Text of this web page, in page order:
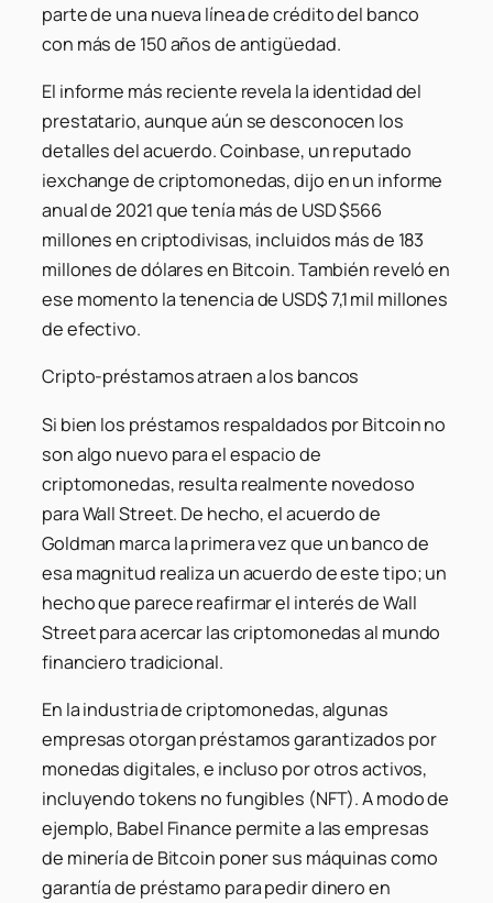
parte de una nueva línea de crédito del banco
con más de 150 años de antigüedad.
El informe más reciente revela la identidad del
prestatario, aunque aún se desconocen los
detalles del acuerdo. Coinbase, un reputado
iexchange de criptomonedas, dijo en un informe
anual de 2021 que tenía más de USD $566
millones en criptodivisas, incluidos más de 183
millones de dólares en Bitcoin. También reveló en
ese momento la tenencia de USD$ 7,1 mil millones
de efectivo.
Cripto-préstamos atraen a los bancos
Si bien los préstamos respaldados por Bitcoin no
son algo nuevo para el espacio de
criptomonedas, resulta realmente novedoso
para Wall Street. De hecho, el acuerdo de
Goldman marca la primera vez que un banco de
esa magnitud realiza un acuerdo de este tipo; un
hecho que parece reafirmar el interés de Wall
Street para acercar las criptomonedas al mundo
financiero tradicional.
En la industria de criptomonedas, algunas
empresas otorgan préstamos garantizados por
monedas digitales, e incluso por otros activos,
incluyendo tokens no fungibles (NFT). A modo de
ejemplo, Babel Finance permite a las empresas
de minería de Bitcoin poner sus máquinas como
garantía de préstamo para pedir dinero en